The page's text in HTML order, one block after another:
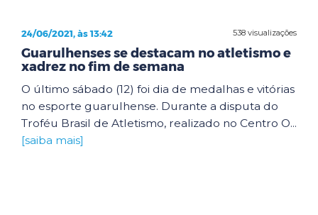
538 visualizações
24/06/2021, às 13:42
Guarulhenses se destacam no atletismo e
xadrez no fim de semana
O último sábado (12) foi dia de medalhas e vitórias
no esporte guarulhense. Durante a disputa do
Troféu Brasil de Atletismo, realizado no Centro O...
[saiba mais]